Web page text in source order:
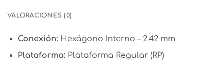
VALORACIONES (0)
Conexión:Hexágono Interno – 2.42 mm
Plataforma:Plataforma Regular (RP)